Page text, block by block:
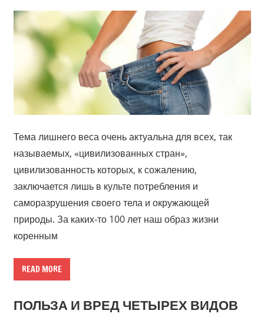
Тема лишнего веса очень актуальна для всех, так
называемых, «цивилизованных стран»,
цивилизованность которых, к сожалению,
заключается лишь в культе потребления и
саморазрушения своего тела и окружающей
природы. За каких-то 100 лет наш образ жизни
коренным
READ MORE
ПОЛЬЗА И ВРЕД ЧЕТЫРЕХ ВИДОВ